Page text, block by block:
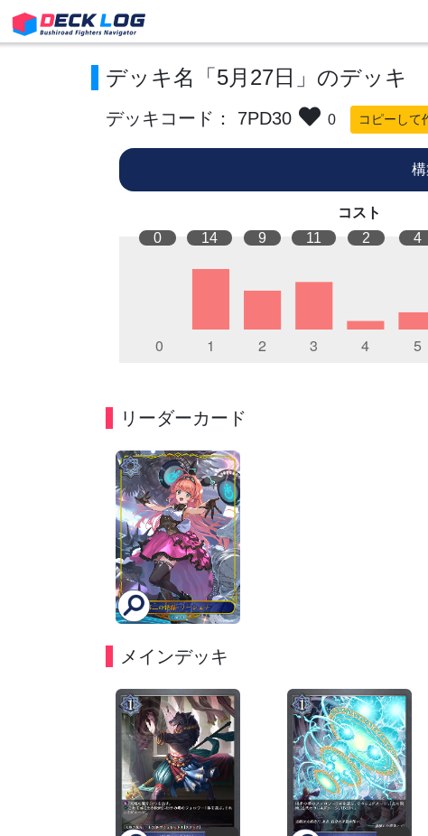
デッキ名「5月27日」のデッキ
デッキコード： 7PD30 0 コピーして
コスト
0
14 9 11 2 4
リーダーカード
メインデッキ